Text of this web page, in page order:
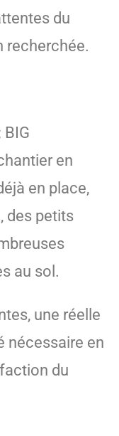
du
recherchée.
BIG
en
en place,
des petits
au sol.
une réelle
nécessaire en
du